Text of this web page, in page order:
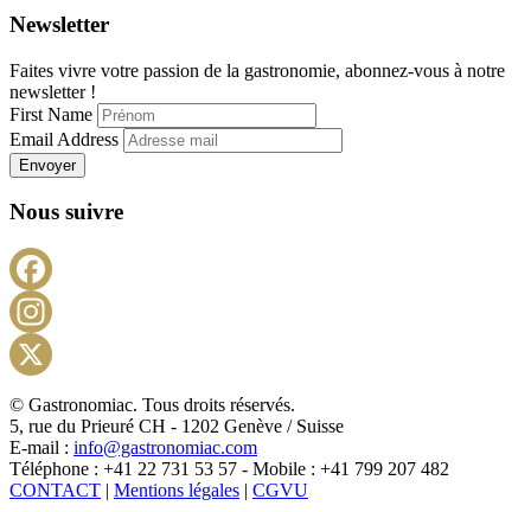
Newsletter
Faites vivre votre passion de la gastronomie, abonnez-vous à notre
newsletter !
First Name
Email Address
Envoyer
Nous suivre
X
© Gastronomiac. Tous droits réservés.
5, rue du Prieuré CH - 1202 Genève / Suisse
E-mail : info@gastronomiac.com
Téléphone : +41 22 731 53 57 - Mobile : +41 799 207 482
CONTACT | Mentions légales | CGVU